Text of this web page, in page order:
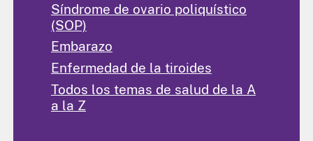
Síndrome de ovario poliquístico
(SOP)
Embarazo
Enfermedad de la tiroides
Todos los temas de salud de la A
a la Z